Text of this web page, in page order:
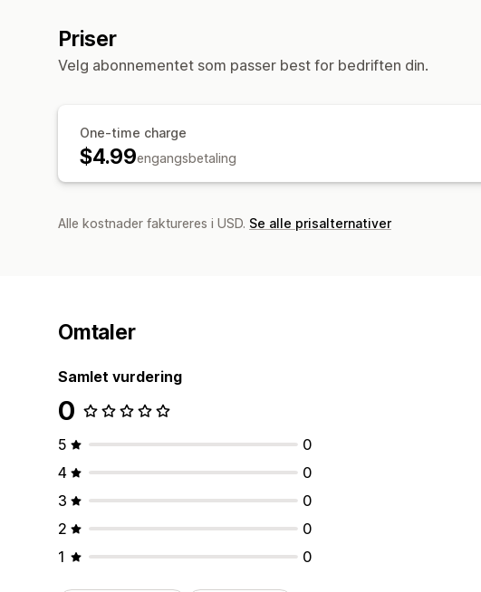
Priser
Velg abonnementet som passer best for bedriften din.
One-time charge
$4.99engangsbetaling
Alle kostnader faktureres i USD. Se alle prisalternativer
Omtaler
Samlet vurdering
0
5
0
4
0
3
0
2
0
1
0